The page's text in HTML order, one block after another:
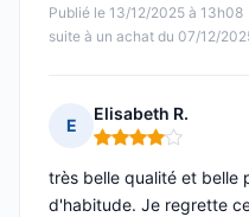
Publié le 13/12/2025 à 13h08
suite à un achat du 07/12/
E
Elisabeth R.
Note : 4 sur 5
très belle qualité et belle
d'habitude. Je regrette